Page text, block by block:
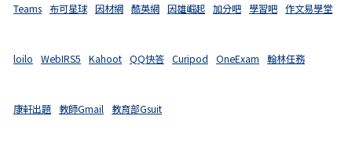
Teams 布可星球 因材網 酷英網 因雄崛起 加分吧 學習吧 作文易學堂
loilo WebIRS5 Kahoot QQ快答 Curipod OneExam 翰林任務
康軒出題 教師Gmail 教育部Gsuit